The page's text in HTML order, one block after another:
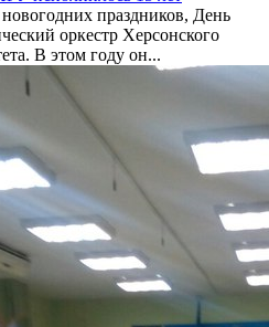
праздников, День
оркестр Херсонского
В этом году он...